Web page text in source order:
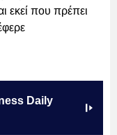
εκεί που πρέπει
Daily